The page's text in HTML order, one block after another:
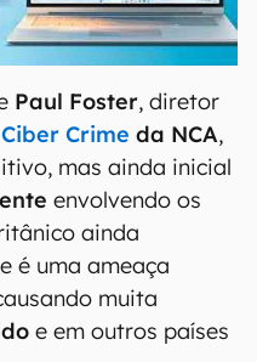
Paul Foster, diretor
Ciber Crime da NCA,
mas ainda inicial
envolvendo os
ainda
é uma ameaça
muita
e em outros países